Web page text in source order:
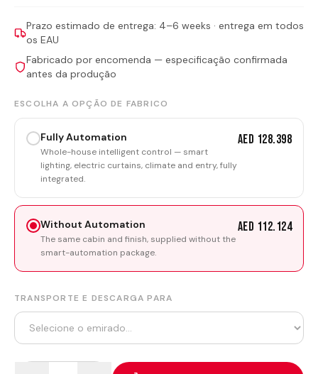
Prazo estimado de entrega: 4–6 weeks · entrega em todos
os EAU
Fabricado por encomenda — especificação confirmada
antes da produção
ESCOLHA A OPÇÃO DE FABRICO
Fully Automation
Whole-house intelligent control — smart
lighting, electric curtains, climate and entry, fully
integrated.
AED 128.398
Without Automation
The same cabin and finish, supplied without the
smart-automation package.
AED 112.124
TRANSPORTE E DESCARGA PARA